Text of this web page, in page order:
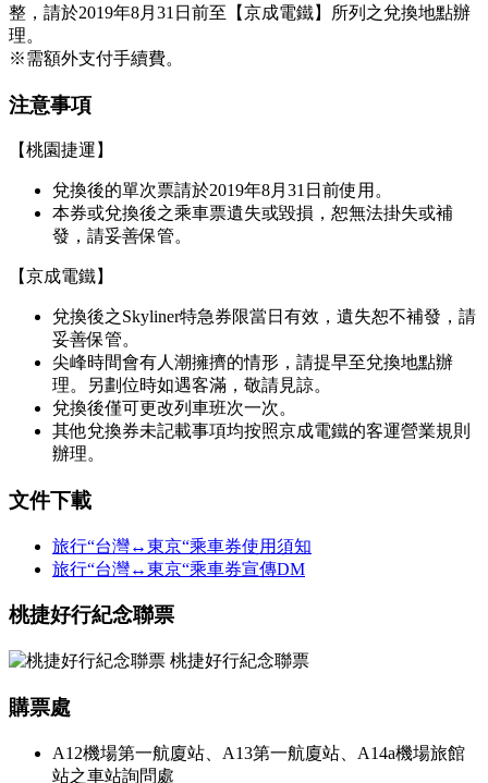
整，請於2019年8月31日前至【京成電鐵】所列之兌換地點辦
理。
※需額外支付手續費。
注意事項
【桃園捷運】
兌換後的單次票請於2019年8月31日前使用。
本券或兌換後之乘車票遺失或毀損，恕無法掛失或補
發，請妥善保管。
【京成電鐵】
兌換後之Skyliner特急券限當日有效，遺失恕不補發，請
妥善保管。
尖峰時間會有人潮擁擠的情形，請提早至兌換地點辦
理。另劃位時如遇客滿，敬請見諒。
兌換後僅可更改列車班次一次。
其他兌換券未記載事項均按照京成電鐵的客運營業規則
辦理。
文件下載
旅行“台灣↔東京“乘車券使用須知
旅行“台灣↔東京“乘車券宣傳DM
桃捷好行紀念聯票
桃捷好行紀念聯票
購票處
A12機場第一航廈站、A13第一航廈站、A14a機場旅館
站之車站詢問處